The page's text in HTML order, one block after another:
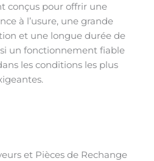
conçus pour offrir une
à l’usure, une grande
et une longue durée de
un fonctionnement fiable
les conditions les plus
et Pièces de Rechange